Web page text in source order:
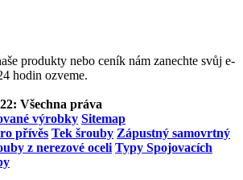
produkty nebo ceník nám zanechte svůj e-
hodin ozveme.
Všechna práva
výrobky Sitemap
přívěs Tek šrouby Zápustný samovrtný
z nerezové oceli Typy Spojovacích